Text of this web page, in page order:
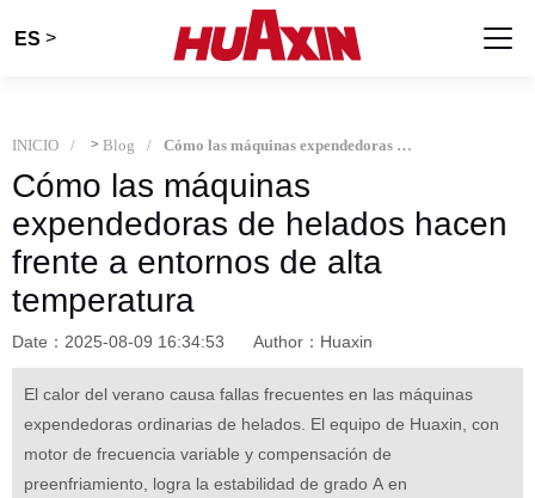
ES >
INICIO > Blog Cómo las máquinas expendedoras de helados hacen frente a entornos de alta temperatura
Cómo las máquinas
expendedoras de helados hacen
frente a entornos de alta
temperatura
Date：2025-08-09 16:34:53 Author：Huaxin
El calor del verano causa fallas frecuentes en las máquinas
expendedoras ordinarias de helados. El equipo de Huaxin, con
motor de frecuencia variable y compensación de
preenfriamiento, logra la estabilidad de grado A en